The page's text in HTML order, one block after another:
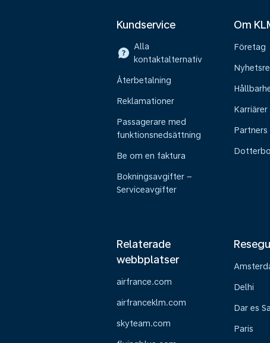
Kundservice
Alla
kontaktalternativ
Återbetalning
Reklamationer
Passagerare med
funktionsnedsättning
Be om en faktura
Bokningsavgifter –
Serviceavgifter
Om
Företag
Karriärer
Partners
Relaterade
webbplatser
airfrance.com
airfranceklm.com
skyteam.com
Delhi
Dar es
Paris